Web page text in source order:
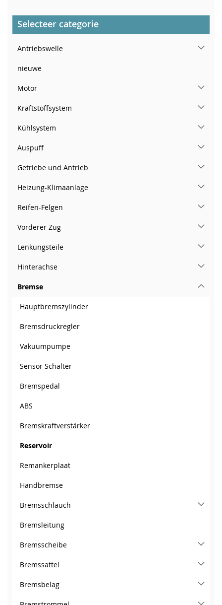
Selecteer categorie
Antriebswelle
nieuwe
Motor
Kraftstoffsystem
Kühlsystem
Auspuff
Getriebe und Antrieb
Heizung-Klimaanlage
Reifen-Felgen
Vorderer Zug
Lenkungsteile
Hinterachse
Bremse
Hauptbremszylinder
Bremsdruckregler
Vakuumpumpe
Sensor Schalter
Bremspedal
ABS
Bremskraftverstärker
Reservoir
Remankerplaat
Handbremse
Bremsschlauch
Bremsleitung
Bremsscheibe
Bremssattel
Bremsbelag